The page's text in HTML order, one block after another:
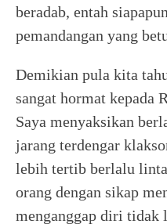
beradab, entah
pemandangan yang
Demikian pula kita
sangat hormat kepada
Saya menyaksikan
jarang terdengar
lebih tertib berlalu
orang dengan sikap
menganggap diri tidak